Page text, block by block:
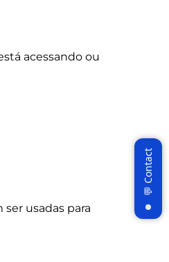
acessando ou
usadas para